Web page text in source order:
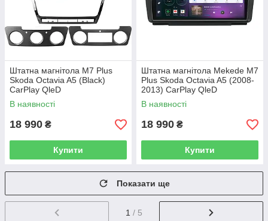
Штатна магнітола M7 Plus
Skoda Octavia A5 (Black)
CarPlay QleD
В наявності
18 990 ₴
Купити
Штатна магнітола Mekede M7
Plus Skoda Octavia A5 (2008-
2013) CarPlay QleD
В наявності
18 990 ₴
Купити
Показати ще
1 / 5